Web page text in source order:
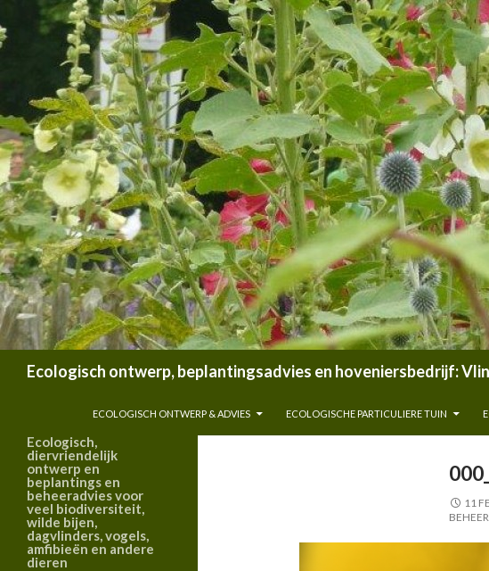
Ecologisch ontwerp, beplantingsadvies en hoveniersbedrijf:
ECOLOGISCH ONTWERP & ADVIES
ECOLOGISCHE PARTICULIERE TUIN
11
Ecologisch,
diervriendelijk
ontwerp en
beplantings en
beheeradvies voor
veel biodiversiteit,
wilde bijen,
dagvlinders, vogels,
amfibieën en andere
dieren